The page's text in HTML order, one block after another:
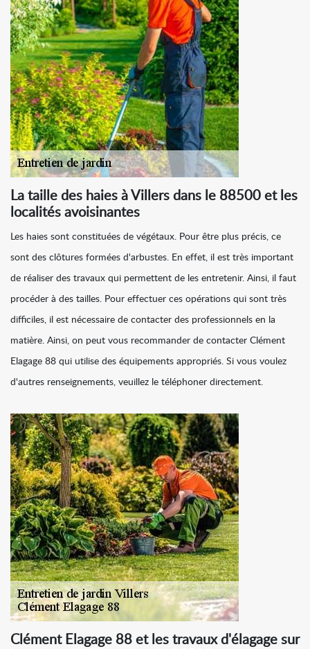
La taille des haies à Villers dans le 88500 et les
localités avoisinantes
Les haies sont constituées de végétaux. Pour être plus précis, ce
sont des clôtures formées d'arbustes. En effet, il est très important
de réaliser des travaux qui permettent de les entretenir. Ainsi, il faut
procéder à des tailles. Pour effectuer ces opérations qui sont très
difficiles, il est nécessaire de contacter des professionnels en la
matière. Ainsi, on peut vous recommander de contacter Clément
Elagage 88 qui utilise des équipements appropriés. Si vous voulez
d'autres renseignements, veuillez le téléphoner directement.
Clément Elagage 88 et les travaux d'élagage sur